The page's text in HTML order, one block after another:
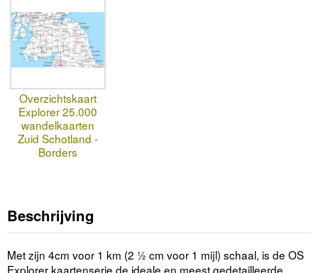
Overzichtskaart
Explorer 25.000
wandelkaarten
Zuid Schotland -
Borders
Beschrijving
Met zijn 4cm voor 1 km (2 ½ cm voor 1 mijl) schaal, is de OS
Explorer kaartenserie de ideale en meest gedetailleerde